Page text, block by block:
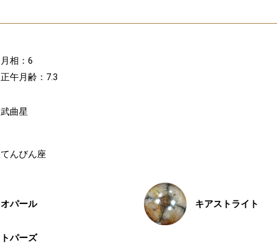
月相：6
正午月齢：7.3
武曲星
てんびん座
オパール キアストライト
トパーズ